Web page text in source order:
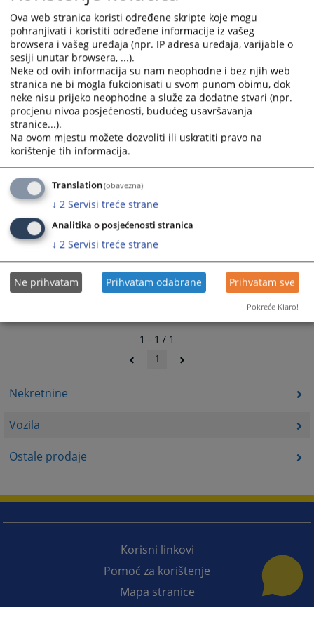
Nekretnine
Vozila
Ostale prodaje
select
a
date.
Press
the
question
mark
key
to
get
the
shortcuts
for
changing
and
select
a
Press
the
question
mark
key
get
for
14.11.2025.
1 - 1 / 1
1
Korisni linkovi
Pomoć za korištenje
Mapa stranice
Ova web stranica koristi određene skripte koje mogu
pohranjivati i koristiti određene informacije iz vašeg
browsera i vašeg uređaja (npr. IP adresa uređaja, varijable o
sesiji unutar browsera, ...).
Neke od ovih informacija su nam neophodne i bez njih web
stranica ne bi mogla fukcionisati u svom punom obimu, dok
neke nisu prijeko neophodne a služe za dodatne stvari (npr.
procjenu nivoa posjećenosti, budućeg usavršavanja
stranice...).
Na ovom mjestu možete dozvoliti ili uskratiti pravo na
korištenje tih informacija.
Translation(obavezna)
↓ 2 Servisi treće strane
Analitika o posjećenosti stranica
↓ 2 Servisi treće strane
Ne prihvatam Prihvatam odabrane Prihvatam sve
Pokreće Klaro!